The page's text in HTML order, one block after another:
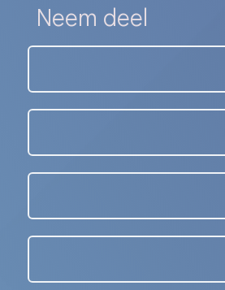
Neem deel